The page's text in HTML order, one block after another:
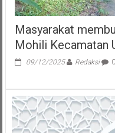
Masyarakat
Mohili Kecamatan
09/12/2025 Redaksi 0